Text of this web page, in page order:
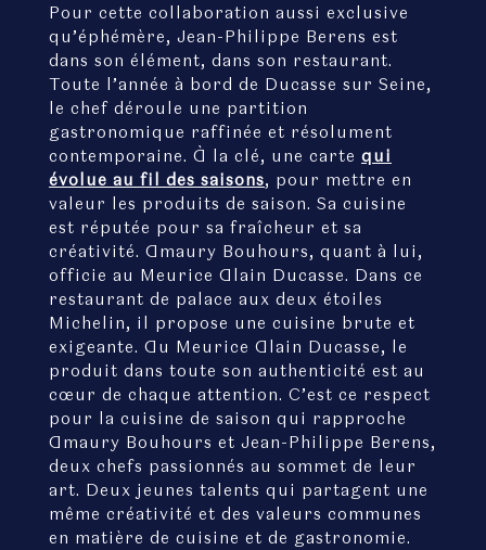
Pour cette collaboration aussi exclusive
qu’éphémère, Jean-Philippe Berens est
dans son élément, dans son restaurant.
Toute l’année à bord de Ducasse sur Seine,
le chef déroule une partition
gastronomique raffinée et résolument
contemporaine. À la clé, une carte qui
évolue au fil des saisons, pour mettre en
valeur les produits de saison. Sa cuisine
est réputée pour sa fraîcheur et sa
créativité. Amaury Bouhours, quant à lui,
officie au Meurice Alain Ducasse. Dans ce
restaurant de palace aux deux étoiles
Michelin, il propose une cuisine brute et
exigeante. Au Meurice Alain Ducasse, le
produit dans toute son authenticité est au
cœur de chaque attention. C’est ce respect
pour la cuisine de saison qui rapproche
Amaury Bouhours et Jean-Philippe Berens,
deux chefs passionnés au sommet de leur
art. Deux jeunes talents qui partagent une
même créativité et des valeurs communes
en matière de cuisine et de gastronomie.